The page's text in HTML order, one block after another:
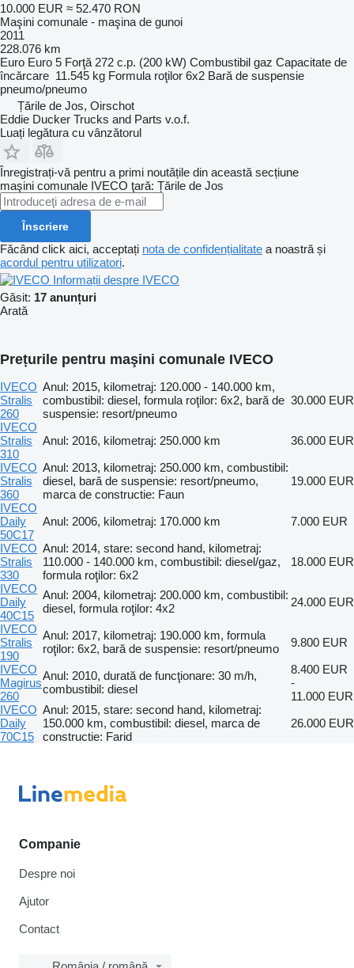
10.000 EUR ≈ 52.470 RON
Maşini comunale - maşina de gunoi
2011
228.076 km
Euro Euro 5 Forţă 272 c.p. (200 kW) Combustibil gaz Capacitate de
încărcare 11.545 kg Formula roţilor 6x2 Bară de suspensie
pneumo/pneumo
Țările de Jos, Oirschot
Eddie Ducker Trucks and Parts v.o.f.
Luați legătura cu vânzătorul
Înregistrați-vă pentru a primi noutățile din această secțiune
maşini comunale IVECO ţară: Țările de Jos
Înscriere
Făcând click aici, acceptați nota de confidențialitate a noastră și
acordul pentru utilizatori.
Informații despre IVECO
Găsit: 17 anunțuri
Arată
Prețurile pentru maşini comunale IVECO
IVECO
Stralis
260
Anul: 2015, kilometraj: 120.000 - 140.000 km,
combustibil: diesel, formula roţilor: 6x2, bară de
suspensie: resort/pneumo
30.000 EUR
IVECO
Stralis
310
Anul: 2016, kilometraj: 250.000 km
36.000 EUR
IVECO
Stralis
360
Anul: 2013, kilometraj: 250.000 km, combustibil:
diesel, bară de suspensie: resort/pneumo,
marca de constructie: Faun
19.000 EUR
IVECO
Daily
50C17
Anul: 2006, kilometraj: 170.000 km
7.000 EUR
IVECO
Stralis
330
Anul: 2014, stare: second hand, kilometraj:
110.000 - 140.000 km, combustibil: diesel/gaz,
formula roţilor: 6x2
18.000 EUR
IVECO
Daily
40C15
Anul: 2004, kilometraj: 200.000 km, combustibil:
diesel, formula roţilor: 4x2
24.000 EUR
IVECO
Stralis
190
Anul: 2017, kilometraj: 190.000 km, formula
roţilor: 6x2, bară de suspensie: resort/pneumo
9.800 EUR
IVECO
Magirus
260
Anul: 2010, durată de funcţionare: 30 m/h,
combustibil: diesel
8.400 EUR
-
11.000 EUR
IVECO
Daily
70C15
Anul: 2015, stare: second hand, kilometraj:
150.000 km, combustibil: diesel, marca de
constructie: Farid
26.000 EUR
Companie
Despre noi
Ajutor
Contact